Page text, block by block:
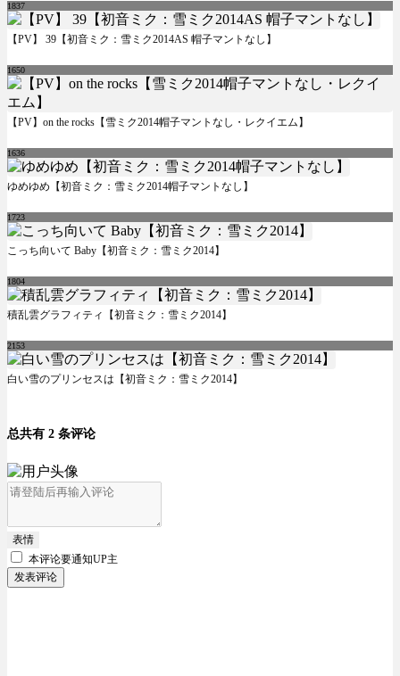
1837
【PV】 39【初音ミク：雪ミク2014AS 帽子マントなし】
1650
【PV】on the rocks【雪ミク2014帽子マントなし・レクイエム】
1636
ゆめゆめ【初音ミク：雪ミク2014帽子マントなし】
1723
こっち向いて Baby【初音ミク：雪ミク2014】
1804
積乱雲グラフィティ【初音ミク：雪ミク2014】
2153
白い雪のプリンセスは【初音ミク：雪ミク2014】
总共有 2 条评论
表情
本评论要通知UP主
发表评论